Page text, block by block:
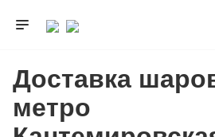
Доставка
метро